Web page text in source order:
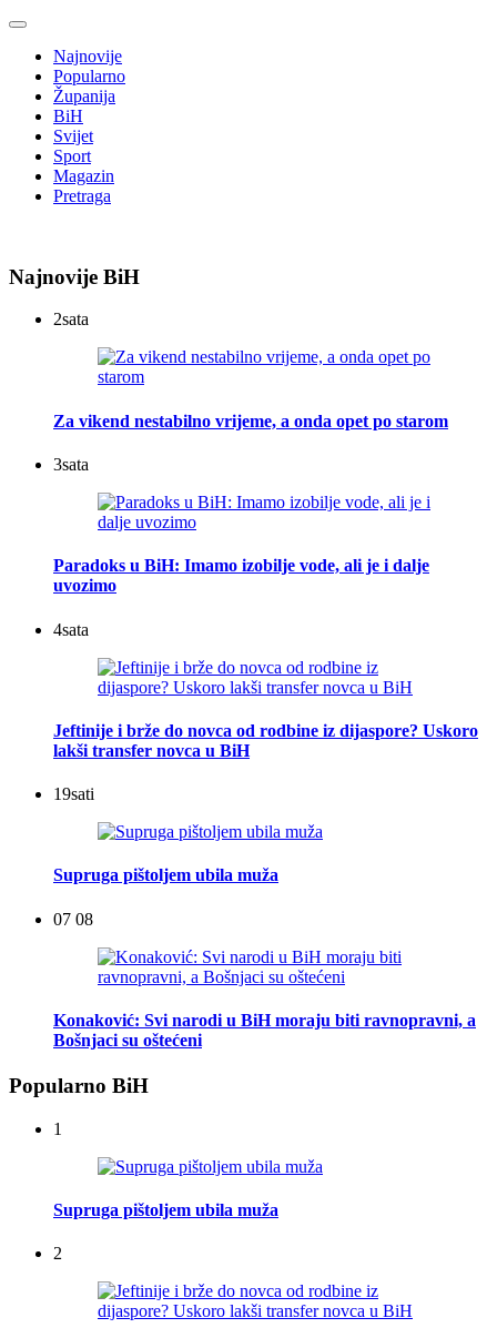
Najnovije
Popularno
Županija
BiH
Svijet
Sport
Magazin
Pretraga
Najnovije BiH
2sata
Za vikend nestabilno vrijeme, a onda opet po starom
3sata
Paradoks u BiH: Imamo izobilje vode, ali je i dalje
uvozimo
4sata
Jeftinije i brže do novca od rodbine iz dijaspore? Uskoro
lakši transfer novca u BiH
19sati
Supruga pištoljem ubila muža
07 08
Konaković: Svi narodi u BiH moraju biti ravnopravni, a
Bošnjaci su oštećeni
Popularno BiH
1
Supruga pištoljem ubila muža
2